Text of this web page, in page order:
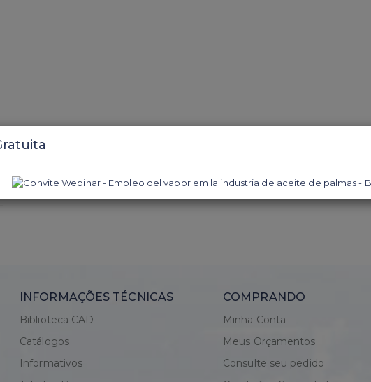
INFORMAÇÕES TÉCNICAS
Biblioteca CAD
Catálogos
Informativos
COMPRANDO
Minha Conta
Meus Orçamentos
Consulte seu pedido